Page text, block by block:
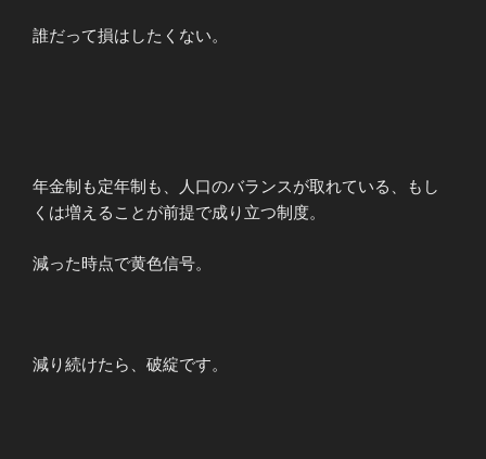
誰だって損はしたくない。
年金制も定年制も、人口のバランスが取れている、もし
くは増えることが前提で成り立つ制度。
減った時点で黄色信号。
減り続けたら、破綻です。